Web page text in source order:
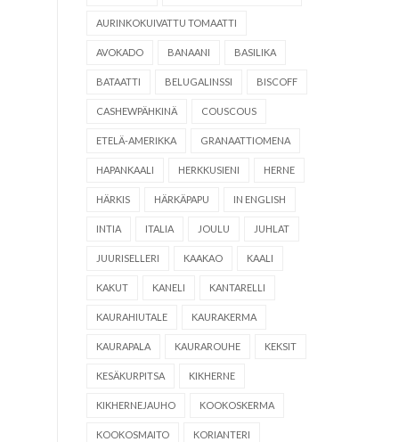
AURINKOKUIVATTU TOMAATTI
AVOKADO BANAANI BASILIKA
BATAATTI BELUGALINSSI BISCOFF
CASHEWPÄHKINÄ COUSCOUS
ETELÄ-AMERIKKA GRANAATTIOMENA
HAPANKAALI HERKKUSIENI HERNE
HÄRKIS HÄRKÄPAPU IN ENGLISH
INTIA ITALIA JOULU JUHLAT
JUURISELLERI KAAKAO KAALI
KAKUT KANELI KANTARELLI
KAURAHIUTALE KAURAKERMA
KAURAPALA KAURAROUHE KEKSIT
KESÄKURPITSA KIKHERNE
KIKHERNEJAUHO KOOKOSKERMA
KOOKOSMAITO KORIANTERI